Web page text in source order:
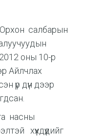
салбарын
оны 10-р
Айлчлах
үр дүн дээр
насны
хүүхдүүдийг